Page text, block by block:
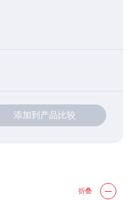
添加到产品比较
折叠